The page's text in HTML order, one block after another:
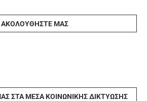
ΑΚΟΛΟΥΘΉΣΤΕ ΜΑΣ
ΣΤΑ ΜΈΣΑ ΚΟΙΝΩΝΙΚΉΣ ΔΙΚΤΎΩΣΗΣ